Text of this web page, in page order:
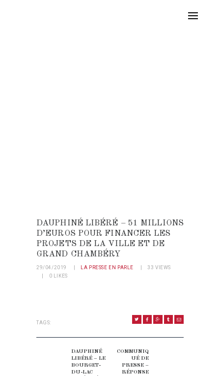
DAUPHINÉ LIBÉRÉ – 51 MILLIONS
D’EUROS POUR FINANCER LES
PROJETS DE LA VILLE ET DE
GRAND CHAMBÉRY
29/04/2019 LA PRESSE EN PARLE 33 VIEWS
0
LIKES
TAGS:
Previous post:
DAUPHINÉ
LIBÉRÉ – LE
BOURGET-
DU-LAC
COMMUNIQ
UÉ DE
PRESSE –
RÉPONSE